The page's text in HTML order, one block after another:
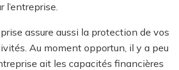
l’entreprise.
assure aussi la protection de vos
Au moment opportun, il y a peu
ait les capacités financières